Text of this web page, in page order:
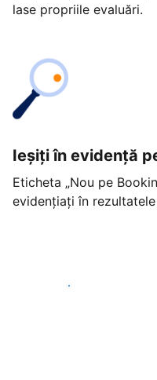
lase propriile evaluări.
Ieșiți în evidență
Eticheta „Nou pe
evidențiați în
Începeți astăzi